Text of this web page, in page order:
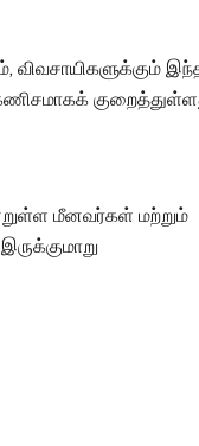
விவசாயிகளுக்கும்
மீனவர்கள் மற்றும்